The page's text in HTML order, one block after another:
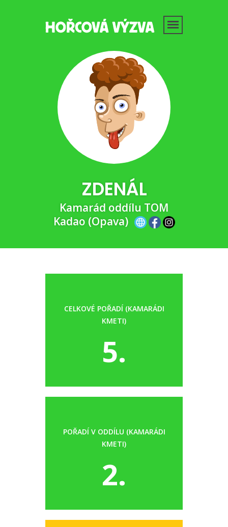
ZDENÁL
Kamarád oddílu TOM
Kadao (Opava)
CELKOVÉ POŘADÍ (KAMARÁDI
KMETI)
5.
POŘADÍ V ODDÍLU (KAMARÁDI
KMETI)
2.